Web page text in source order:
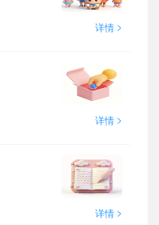
详情 >
详情 >
详情 >